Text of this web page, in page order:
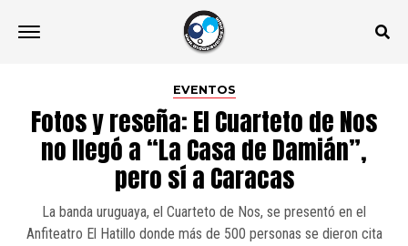
EVENTOS
Fotos y reseña: El Cuarteto de Nos
no llegó a “La Casa de Damián”,
pero sí a Caracas
La banda uruguaya, el Cuarteto de Nos, se presentó en el
Anfiteatro El Hatillo donde más de 500 personas se dieron cita